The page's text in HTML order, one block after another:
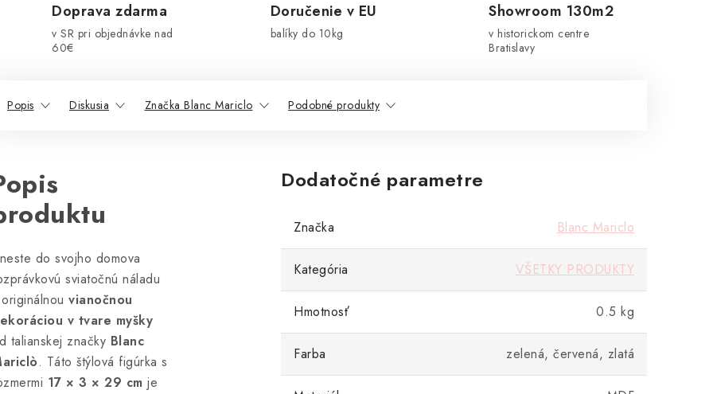
Doprava zdarma
v SR pri objednávke nad
60€
Doručenie v EU
balíky do 10kg
Showroom 130m2
v historickom centre
Bratislavy
Popis Diskusia Značka Blanc Mariclo Podobné produkty
do svojho domova
sviatočnú náladu
vianočnou
v tvare myšky
talianskej značky Blanc
. Táto štýlová figúrka s
17 × 3 × 29 cm je
Dodatočné parametre
Značka Blanc Mariclo
Kategória VŠETKY PRODUKTY
Hmotnosť 0.5 kg
Farba zelená, červená, zlatá